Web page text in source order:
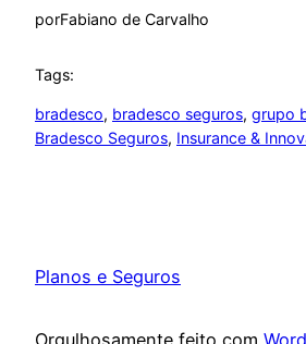
porFabiano de Carvalho
Tags:
bradesco, bradesco seguros, grupo
Bradesco Seguros, Insurance &
Planos e Seguros